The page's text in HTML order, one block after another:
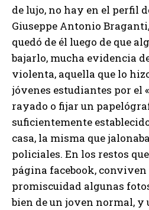
de lujo, no hay en el perfil
Giuseppe Antonio
quedó de él luego de que
bajarlo, mucha evidencia
violenta, aquella que lo
jóvenes estudiantes por el
rayado o fijar un
suficientemente
casa, la misma que
policiales. En los restos
página facebook, conviven
promiscuidad algunas
bien de un joven normal, y